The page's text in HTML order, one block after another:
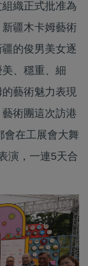
織正式批准為
新疆木卡姆藝術
的俊男美女逐
、穩重、細
藝術魅力表現
術團這次訪港
會在工展會大舞
演，一連5天合